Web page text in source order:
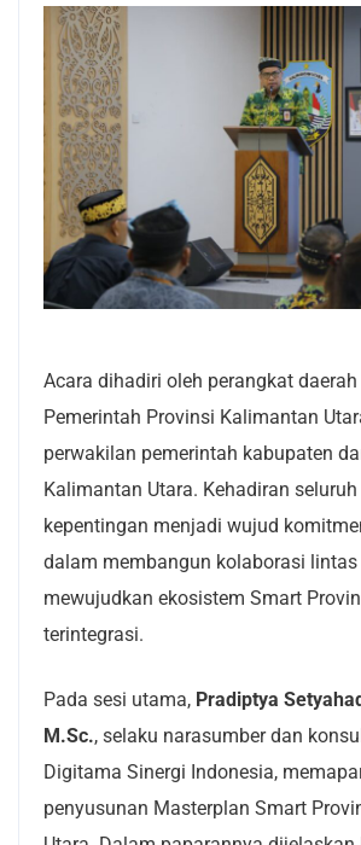
Acara dihadiri oleh perangkat
Pemerintah Provinsi Kalimantan
perwakilan pemerintah kabupaten
Kalimantan Utara. Kehadiran
kepentingan menjadi wujud
dalam membangun kolaborasi lintas
mewujudkan ekosistem Smart
terintegrasi.
Pada sesi utama, Pradiptya
M.Sc., selaku narasumber dan
Digitama Sinergi Indonesia,
penyusunan Masterplan Smart